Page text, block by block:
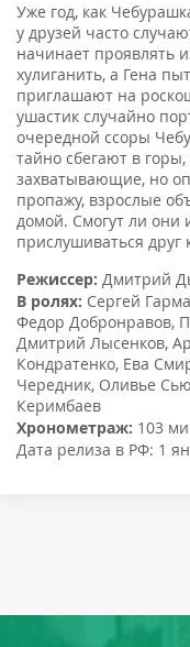
Уже год, как
у друзей часто
начинает проявлять
хулиганить, а Гена
приглашают на
ушастик случайно
очередной ссоры
тайно сбегают в
захватывающие, но
пропажу, взрослые
домой. Смогут ли они
прислушиваться друг
Режиссер: Дмитрий
В ролях: Сергей
Федор Добронравов,
Дмитрий Лысенков,
Кондратенко, Ева
Чередник, Оливье Сью
Керимбаев
Хронометраж: 103
Дата релиза в РФ: 1